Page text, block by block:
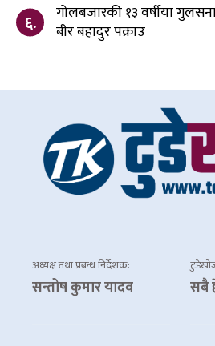
६.
गोलबजारकी १३ वर्षीया
बीर बहादुर पक्राउ
अध्यक्ष तथा प्रबन्ध निर्देशक:
सन्तोष कुमार यादव सबै